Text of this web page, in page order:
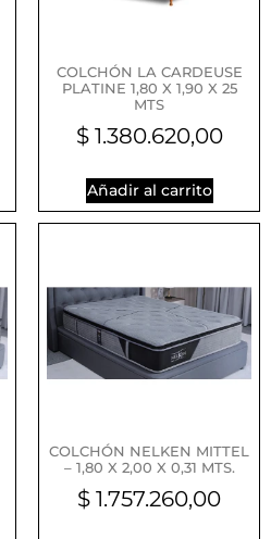
COLCHÓN LA CARDEUSE
PLATINE 1,80 X 1,90 X 25
MTS
$1.380.620,00
Añadir al carrito
COLCHÓN NELKEN MITTEL
– 1,80 X 2,00 X 0,31 MTS.
$ 1.757.260,00